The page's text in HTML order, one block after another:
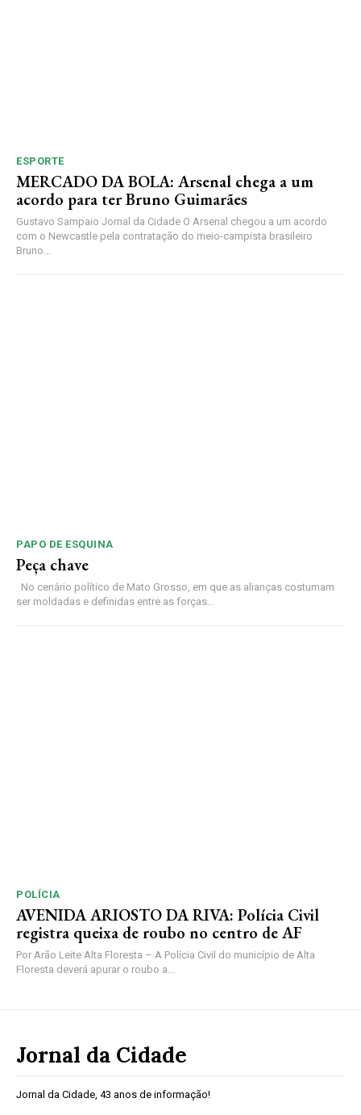
ESPORTE
MERCADO DA BOLA: Arsenal chega a um
acordo para ter Bruno Guimarães
Gustavo Sampaio Jornal da Cidade O Arsenal chegou a um acordo
com o Newcastle pela contratação do meio-campista brasileiro
Bruno...
PAPO DE ESQUINA
Peça chave
No cenário político de Mato Grosso, em que as alianças costumam
ser moldadas e definidas entre as forças...
POLÍCIA
AVENIDA ARIOSTO DA RIVA: Polícia Civil
registra queixa de roubo no centro de AF
Por Arão Leite Alta Floresta – A Polícia Civil do município de Alta
Floresta deverá apurar o roubo a...
Jornal da Cidade
Jornal da Cidade, 43 anos de informação!